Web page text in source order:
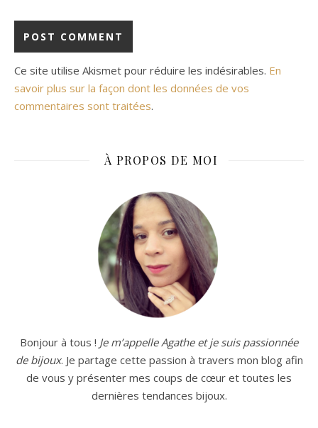
Ce site utilise Akismet pour réduire les indésirables. En
savoir plus sur la façon dont les données de vos
commentaires sont traitées.
À PROPOS DE MOI
Bonjour à tous ! Je m’appelle Agathe et je suis passionnée
de bijoux. Je partage cette passion à travers mon blog afin
de vous y présenter mes coups de cœur et toutes les
dernières tendances bijoux.